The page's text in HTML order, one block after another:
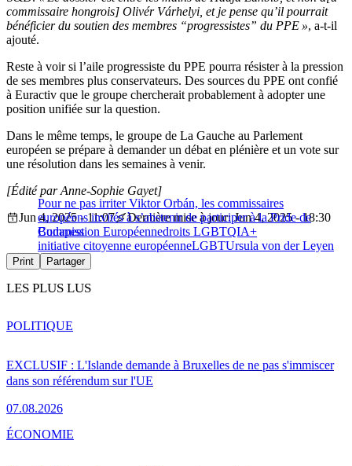
commissaire hongrois] Olivér Várhelyi, et je pense qu’il pourrait
bénéficier du soutien des membres “progressistes” du PPE », a-t-il
ajouté.
Reste à voir si l’aile progressiste du PPE pourra résister à la pression
de ses membres plus conservateurs. Des sources du PPE ont confié
à Euractiv que le groupe chercherait probablement à adopter une
position unifiée sur la question.
Dans le même temps, le groupe de La Gauche au Parlement
européen se prépare à demander un débat en plénière et un vote sur
une résolution dans les semaines à venir.
Pour ne pas irriter Viktor Orbán, les commissaires
européens invités à s’abstenir de participer à la Pride de
Budapest
[Édité par Anne-Sophie Gayet]
Jun 4, 2025 - 11:07
Dernière mise à jour: Jun 4, 2025 - 18:30
Commission Européennedroits LGBTQIA+
initiative citoyenne européenneLGBTUrsula von der Leyen
Print Partager
LES PLUS LUS
EXCLUSIF : L'Islande demande à Bruxelles de ne pas s'immiscer
dans son référendum sur l'UE
07.08.2026
POLITIQUE
ÉCONOMIE